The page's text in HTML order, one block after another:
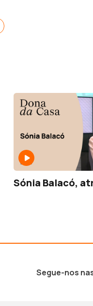
Sónia Balacó,
Segue-nos